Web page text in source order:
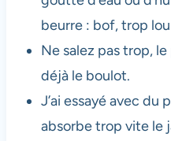
beurre : bof, trop
Ne salez pas trop,
déjà le boulot.
J’ai essayé avec du
absorbe trop vite le